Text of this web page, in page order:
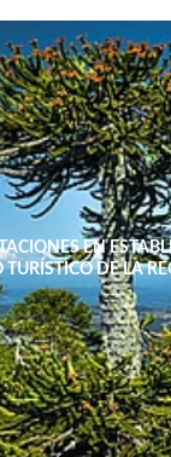
EN
DE LA
15,4%